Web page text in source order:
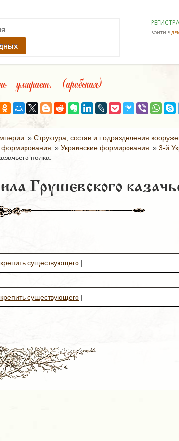
ВОЙТИ В
(арабская)
» Структура, состав и подразделения
» Украинские формирования. » 3-й
полка.
Грушевского
существующего |
существующего |